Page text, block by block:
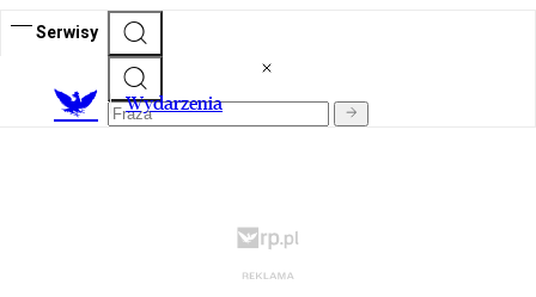
Serwisy
Wydarzenia